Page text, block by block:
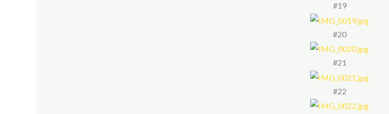
#19
#20
#21
#22